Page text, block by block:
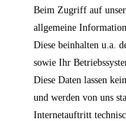
einzuklappenBeim Zugriff auf
allgemeine
Diese beinhalten u.a.
sowie Ihr
Diese Daten lassen
und werden von uns
Internetauftritt